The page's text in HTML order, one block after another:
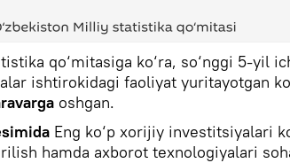
qo‘mitasiga ko‘ra, so‘nggi 5-yil
ishtirokidagi faoliyat yuritayotgan
oshgan.
Eng ko‘p xorijiy investitsiyalari
hamda axborot texnologiyalari